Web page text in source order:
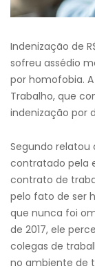
Indenização de
sofreu assédio
por homofobia.
Trabalho, que
indenização por
Segundo relatou
contratado pela
contrato de
pelo fato de ser
que nunca foi
de 2017, ele
colegas de
no ambiente de